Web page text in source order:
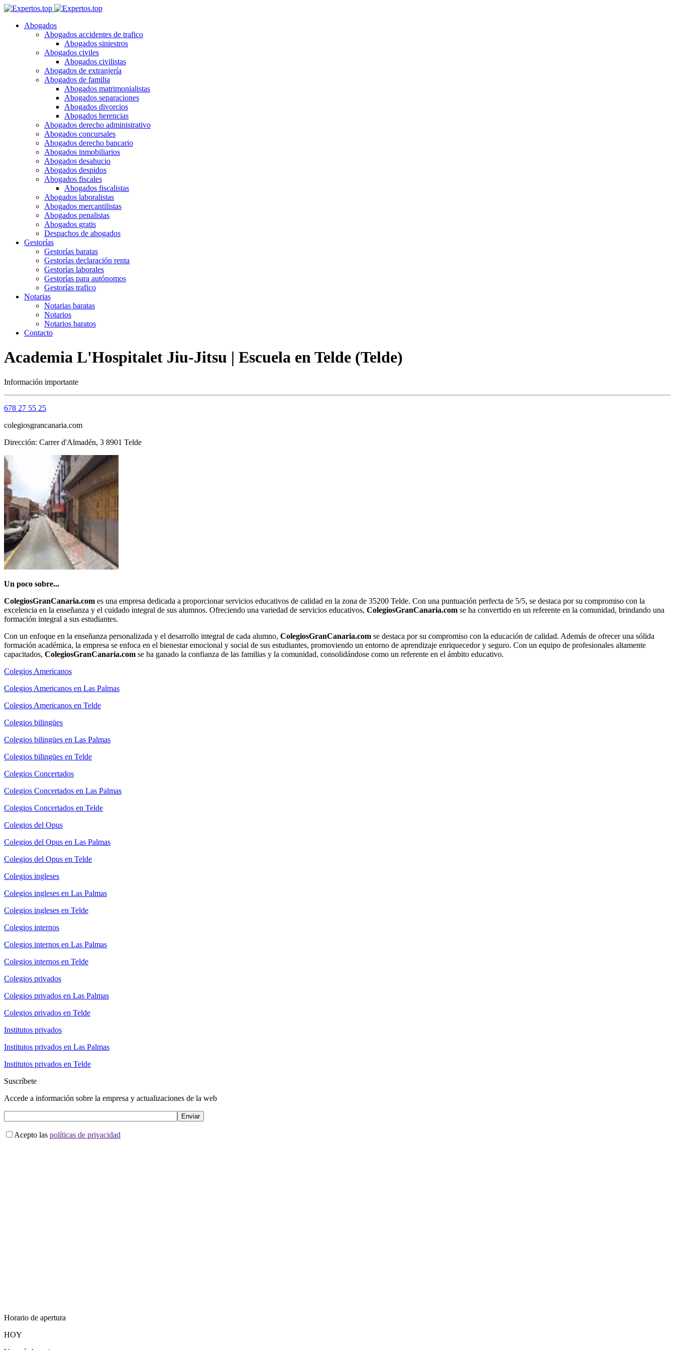
Abogados
Abogados accidentes de trafico
Abogados siniestros
Abogados civiles
Abogados civilistas
Abogados de extranjería
Abogados de familia
Abogados matrimonialistas
Abogados separaciones
Abogados divorcios
Abogados herencias
Abogados derecho administrativo
Abogados concursales
Abogados derecho bancario
Abogados inmobiliarios
Abogados desahucio
Abogados despidos
Abogados fiscales
Abogados fiscalistas
Abogados laboralistas
Abogados mercantilistas
Abogados penalistas
Abogados gratis
Despachos de abogados
Gestorías
Gestorías baratas
Gestorías declaración renta
Gestorías laborales
Gestorías para autónomos
Gestorías trafico
Notarias
Notarias baratas
Notarios
Notarios baratos
Contacto
Academia L'Hospitalet Jiu-Jitsu | Escuela en Telde (Telde)
Información importante
678 27 55 25
colegiosgrancanaria.com
Dirección: Carrer d'Almadén, 3 8901 Telde
Un poco sobre...
ColegiosGranCanaria.com es una empresa dedicada a proporcionar servicios educativos de calidad en la zona de 35200 Telde. Con una puntuación perfecta de 5/5, se destaca por su compromiso con la
excelencia en la enseñanza y el cuidado integral de sus alumnos. Ofreciendo una variedad de servicios educativos, ColegiosGranCanaria.com se ha convertido en un referente en la comunidad, brindando una
formación integral a sus estudiantes.
Con un enfoque en la enseñanza personalizada y el desarrollo integral de cada alumno, ColegiosGranCanaria.com se destaca por su compromiso con la educación de calidad. Además de ofrecer una sólida
formación académica, la empresa se enfoca en el bienestar emocional y social de sus estudiantes, promoviendo un entorno de aprendizaje enriquecedor y seguro. Con un equipo de profesionales altamente
capacitados, ColegiosGranCanaria.com se ha ganado la confianza de las familias y la comunidad, consolidándose como un referente en el ámbito educativo.
Colegios Americanos
Colegios Americanos en Las Palmas
Colegios Americanos en Telde
Colegios bilingües
Colegios bilingües en Las Palmas
Colegios bilingües en Telde
Colegios Concertados
Colegios Concertados en Las Palmas
Colegios Concertados en Telde
Colegios del Opus
Colegios del Opus en Las Palmas
Colegios del Opus en Telde
Colegios ingleses
Colegios ingleses en Las Palmas
Colegios ingleses en Telde
Colegios internos
Colegios internos en Las Palmas
Colegios internos en Telde
Colegios privados
Colegios privados en Las Palmas
Colegios privados en Telde
Institutos privados
Institutos privados en Las Palmas
Institutos privados en Telde
Suscríbete
Accede a información sobre la empresa y actualizaciones de la web
Acepto las políticas de privacidad
Horario de apertura
HOY